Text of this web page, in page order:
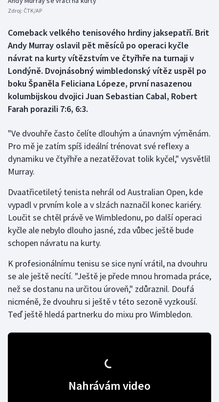
Box
Curling
Dostihy
Florbal
Futsal
Golf
Gymnastika
Házená
Jezdectví
Krasobruslení
Lezení
Zdroj: ČTK/AP
Comeback velkého tenisového hrdiny jaksepatří. Brit
Andy Murray oslavil pět měsíců po operaci kyčle
návrat na kurty vítězstvím ve čtyřhře na turnaji v
Londýně. Dvojnásobný wimbledonský vítěz uspěl po
boku Španěla Feliciana Lópeze, první nasazenou
kolumbijskou dvojici Juan Sebastian Cabal, Robert
Farah porazili 7:6, 6:3.
"Ve dvouhře často čelíte dlouhým a únavným výměnám.
Pro mě je zatím spíš ideální trénovat své reflexy a
dynamiku ve čtyřhře a nezatěžovat tolik kyčel," vysvětlil
Murray.
Dvaatřicetiletý tenista nehrál od Australian Open, kde
vypadl v prvním kole a v slzách naznačil konec kariéry.
Loučit se chtěl právě ve Wimbledonu, po další operaci
kyčle ale nebylo dlouho jasné, zda vůbec ještě bude
schopen návratu na kurty.
K profesionálnímu tenisu se sice nyní vrátil, na dvouhru
se ale ještě necítí. "Ještě je přede mnou hromada práce,
než se dostanu na určitou úroveň," zdůraznil. Doufá
nicméně, že dvouhru si ještě v této sezoně vyzkouší.
Teď ještě hledá partnerku do mixu pro Wimbledon.
Nahrávám video